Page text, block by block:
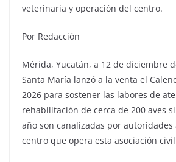
veterinaria y operación del centro.
Por Redacción
Mérida, Yucatán, a 12 de diciembre
Santa María lanzó a la venta el
2026 para sostener las labores de
rehabilitación de cerca de 200 aves
año son canalizadas por
centro que opera esta asociación